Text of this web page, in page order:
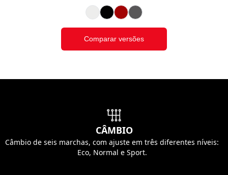
Comparar versões
CÂMBIO
Câmbio de seis marchas, com ajuste em três diferentes níveis:
Eco, Normal e Sport.